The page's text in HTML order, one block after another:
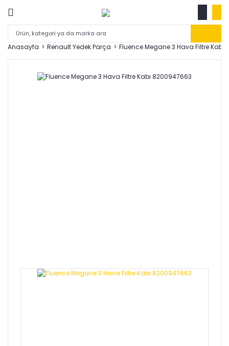
Anasayfa Renault Yedek Parça Fluence Megane 3 Hava Filtre Kabı